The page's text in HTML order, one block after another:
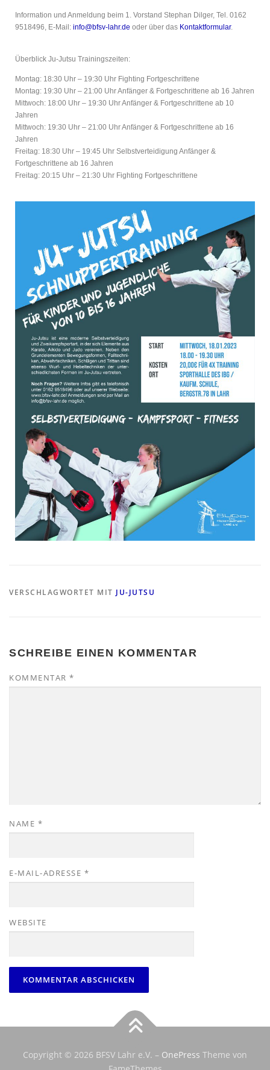
Information und Anmeldung beim 1. Vorstand Stephan Dilger, Tel. 0162
9518496, E-Mail: info@bfsv-lahr.de oder über das Kontaktformular.
Überblick Ju-Jutsu Trainingszeiten:
Montag: 18:30 Uhr – 19:30 Uhr Fighting Fortgeschrittene
Montag: 19:30 Uhr – 21:00 Uhr Anfänger & Fortgeschrittene ab 16 Jahren
Mittwoch: 18:00 Uhr – 19:30 Uhr Anfänger & Fortgeschrittene ab 10
Jahren
Mittwoch: 19:30 Uhr – 21:00 Uhr Anfänger & Fortgeschrittene ab 16
Jahren
Freitag: 18:30 Uhr – 19:45 Uhr Selbstverteidigung Anfänger &
Fortgeschrittene ab 16 Jahren
Freitag: 20:15 Uhr – 21:30 Uhr Fighting Fortgeschrittene
VERSCHLAGWORTET MIT JU-JUTSU
SCHREIBE EINEN KOMMENTAR
KOMMENTAR *
NAME *
E-MAIL-ADRESSE *
WEBSITE
Copyright © 2026 BFSV Lahr e.V. – OnePress Theme von